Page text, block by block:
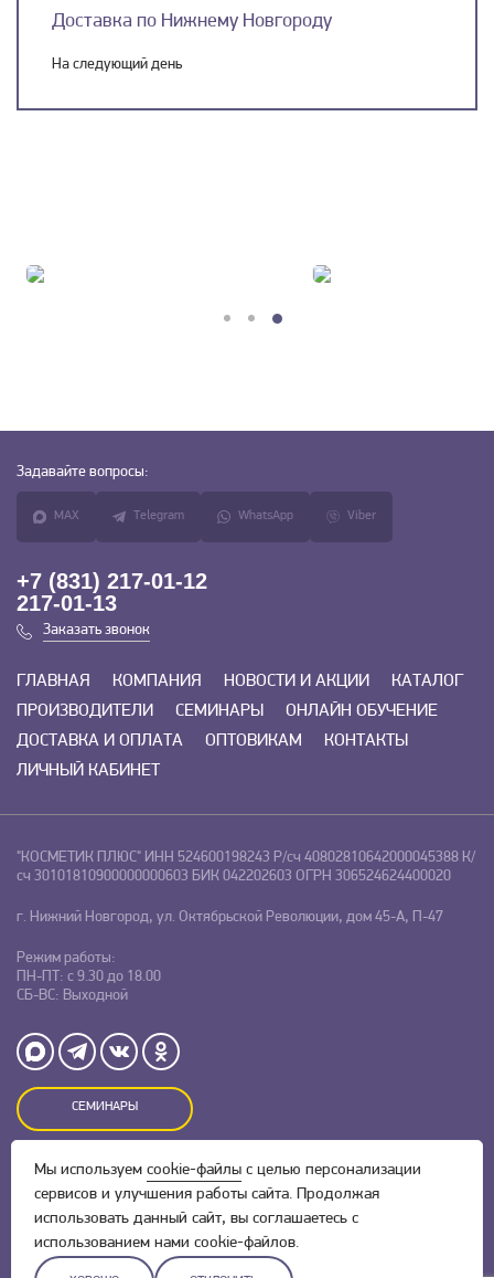
Доставка по Нижнему Новгороду
На следующий день
Задавайте вопросы:
MAX Telegram WhatsApp Viber
+7 (831) 217-01-12
217-01-13
Заказать звонок
ГЛАВНАЯ КОМПАНИЯ НОВОСТИ И АКЦИИ
КАТАЛОГ
ПРОИЗВОДИТЕЛИ
СЕМИНАРЫ
ОНЛАЙН ОБУЧЕНИЕ
ДОСТАВКА И ОПЛАТА
ОПТОВИКАМ
КОНТАКТЫ
ЛИЧНЫЙ КАБИНЕТ
"КОСМЕТИК ПЛЮС" ИНН 524600198243 Р/сч 40802810642000045388 К/
сч 30101810900000000603 БИК 042202603 ОГРН 306524624400020
г. Нижний Новгород, ул. Октябрьской Революции, дом 45-А, П-47
Режим работы:
ПН-ПТ: с 9.30 до 18.00
СБ-ВС: Выходной
СЕМИНАРЫ
Оставляя заявку на сайте, Вы даете свое согласие на обработку
персональных данныхи соглашаетесь cполитикой
конфиденциальности.
Мы используем cookie-файлы с целью персонализации
сервисов и улучшения работы сайта. Продолжая
использовать данный сайт, вы соглашаетесь с
использованием нами cookie-файлов.